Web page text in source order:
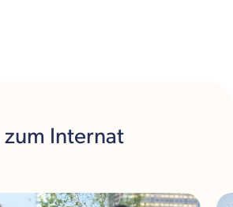
zum Internat